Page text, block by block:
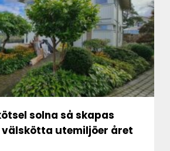
så skapas
utemiljöer året